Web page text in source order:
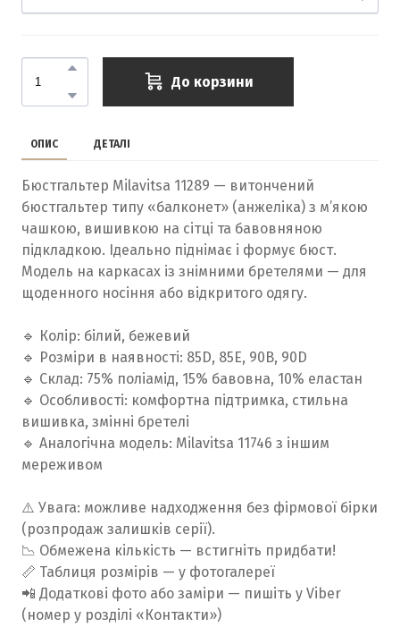
До корзини
ОПИС ДЕТАЛІ
Бюстгальтер Milavitsa 11289 — витончений
бюстгальтер типу «балконет» (анжеліка) з м’якою
чашкою, вишивкою на сітці та бавовняною
підкладкою. Ідеально піднімає і формує бюст.
Модель на каркасах із знімними бретелями — для
щоденного носіння або відкритого одягу.
🔹 Колір: білий, бежевий
🔹 Розміри в наявності: 85D, 85E, 90B, 90D
🔹 Склад: 75% поліамід, 15% бавовна, 10% еластан
🔹 Особливості: комфортна підтримка, стильна
вишивка, змінні бретелі
🔹 Аналогічна модель: Milavitsa 11746 з іншим
мереживом
⚠️ Увага: можливе надходження без фірмової бірки
(розпродаж залишків серії).
📉 Обмежена кількість — встигніть придбати!
📏 Таблиця розмірів — у фотогалереї
📲 Додаткові фото або заміри — пишіть у Viber
(номер у розділі «Контакти»)